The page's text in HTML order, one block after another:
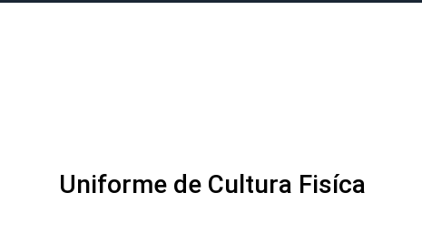
Uniforme de Cultura Fisíca